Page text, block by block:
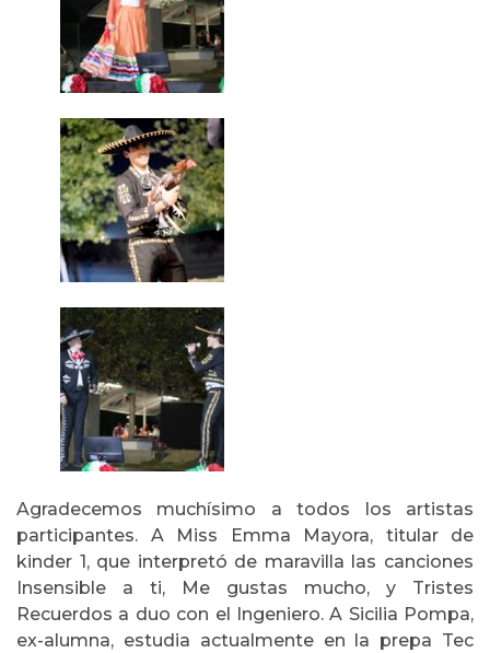
Agradecemos muchísimo a todos los artistas
participantes. A Miss Emma Mayora, titular de
kinder 1, que interpretó de maravilla las canciones
Insensible a ti, Me gustas mucho, y Tristes
Recuerdos a duo con el Ingeniero. A Sicilia Pompa,
ex-alumna, estudia actualmente en la prepa Tec